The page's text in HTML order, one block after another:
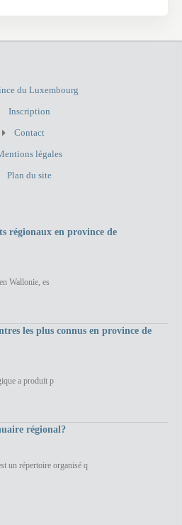
du Luxembourg
Inscription
Contact
légales
Plan du site
régionaux en province de
Wallonie, es
les plus connus en province de
a produit p
régional?
un répertoire organisé q